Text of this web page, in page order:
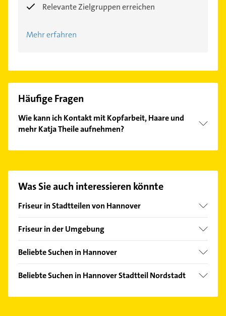
Relevante Zielgruppen erreichen
Mehr erfahren
Häufige Fragen
Wie kann ich Kontakt mit Kopfarbeit, Haare und
mehr Katja Theile aufnehmen?
passenden Kontaktmöglichkeiten wie Adresse oder
Hier finden Sie alleKontaktdaten
Was Sie auch interessieren könnte
Friseur in Stadtteilen von Hannover
Ahlem
Badenstedt
Bothfeld
Calenberger Neustadt
Friseur in der Umgebung
Langenhagen
Seelze
Beliebte Suchen in Hannover
Immobilien
Steuerberater
Beliebte Suchen in Hannover Stadtteil Nordstadt